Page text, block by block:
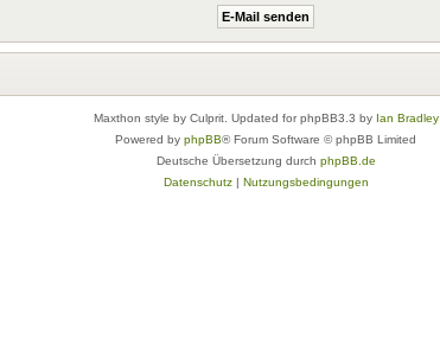
Maxthon style by Culprit. Updated for phpBB3.3 by Ian Bradley
Powered by phpBB® Forum Software © phpBB Limited
Deutsche Übersetzung durch phpBB.de
Datenschutz| Nutzungsbedingungen